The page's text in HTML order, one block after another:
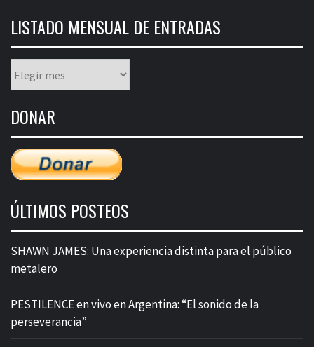
LISTADO MENSUAL DE ENTRADAS
mensual
entradas
DONAR
ÚLTIMOS POSTEOS
SHAWN JAMES: Una experiencia distinta para el público
metalero
PESTILENCE en vivo en Argentina: “El sonido de la
perseverancia”